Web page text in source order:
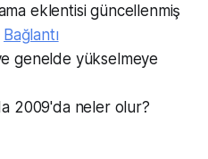
eklentisi güncellenmiş
Bağlantı
genelde yükselmeye
2009'da neler olur?